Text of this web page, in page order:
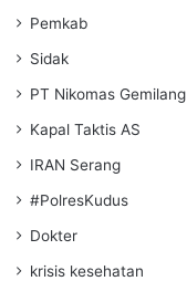
Pemkab
Sidak
PT Nikomas Gemilang
Kapal Taktis AS
IRAN Serang
#PolresKudus
Dokter
krisis kesehatan